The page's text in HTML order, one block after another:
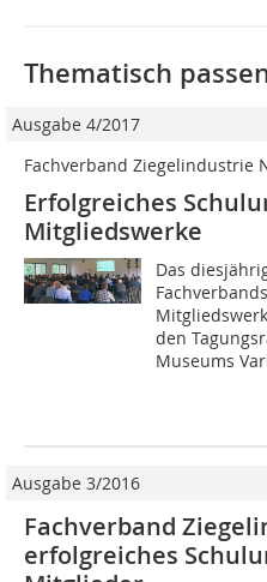
Thematisch
Ausgabe 4/2017
Fachverband Ziegelindustrie
Erfolgreiches
Mitgliedswerke
Das
den
Museums
Ausgabe 3/2016
Fachverband
erfolgreiches